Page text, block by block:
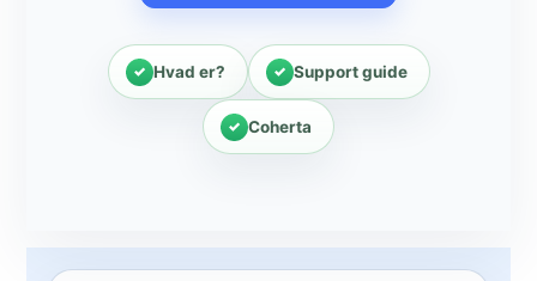
Hvad er? Support guide
Coherta